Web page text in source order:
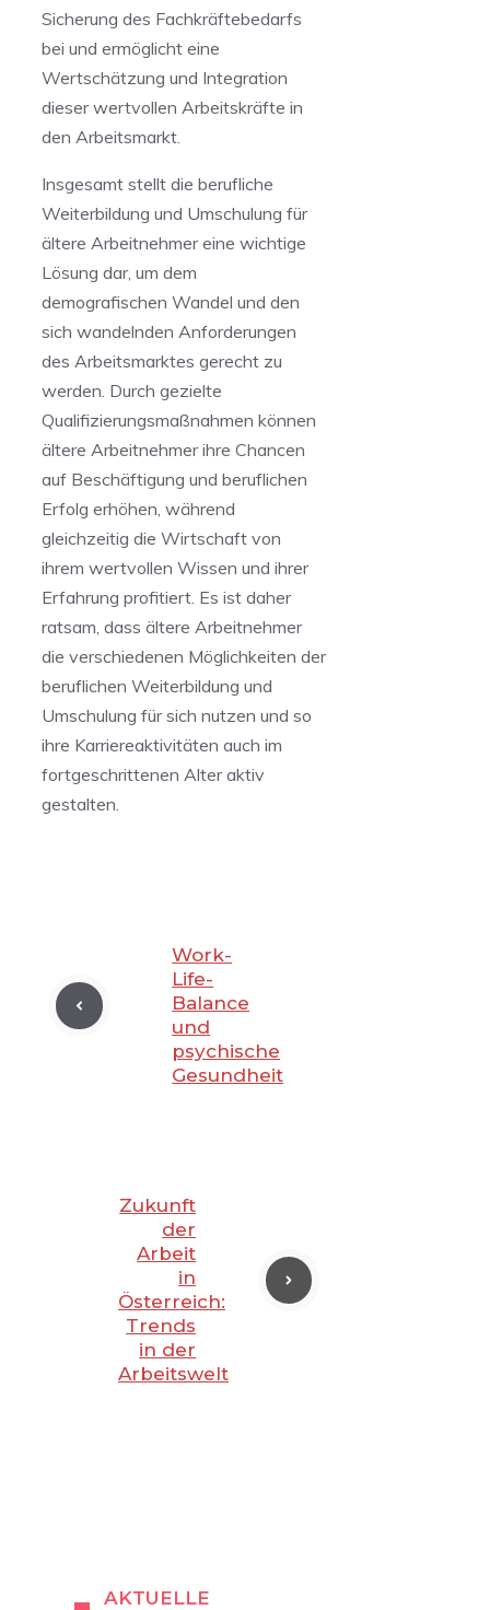
Sicherung ⁢des ‌Fachkräftebedarfs
bei und ermöglicht eine
Wertschätzung und Integration
dieser ​wertvollen Arbeitskräfte in
den Arbeitsmarkt.
Insgesamt ​stellt ⁣die berufliche
Weiterbildung ⁢und Umschulung für‍
ältere Arbeitnehmer eine wichtige
Lösung dar, um dem ​
demografischen Wandel und ⁢den
sich wandelnden Anforderungen
des Arbeitsmarktes gerecht zu
werden. Durch gezielte
Qualifizierungsmaßnahmen⁢ können
ältere Arbeitnehmer ihre Chancen
⁣auf Beschäftigung und beruflichen
⁢Erfolg erhöhen, während
gleichzeitig die Wirtschaft von
ihrem wertvollen Wissen und ihrer ​
Erfahrung profitiert. Es​ ist daher
ratsam, dass ältere Arbeitnehmer
die verschiedenen Möglichkeiten der
beruflichen Weiterbildung und
Umschulung für ‌sich nutzen und so
ihre Karriereaktivitäten auch im
fortgeschrittenen ​Alter aktiv
gestalten.
Work-
Life-
Balance
und
psychische
Gesundheit
Zukunft
der
Arbeit
in
Österreich:
Trends
in der
Arbeitswelt
AKTUELLE